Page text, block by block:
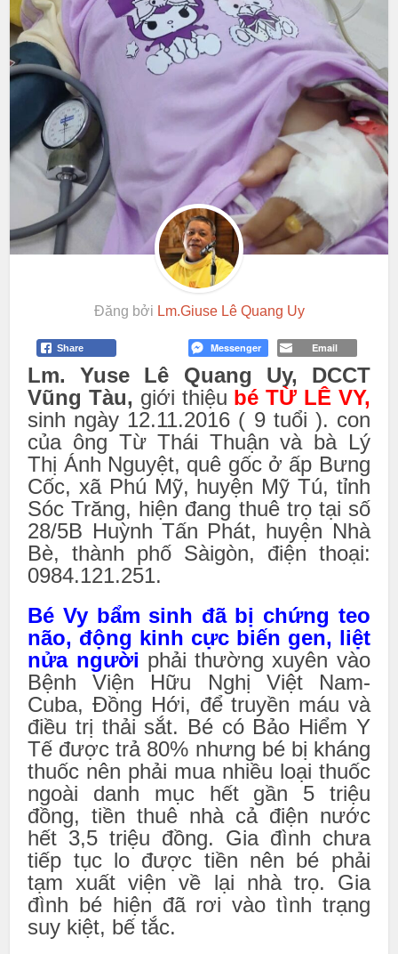
Đăng bởi Lm.Giuse Lê Quang Uy
Share Messenger Email
Lm. Yuse Lê Quang Uy, DCCT
Vũng Tàu, giới thiệu bé TỪ LÊ VY,
sinh ngày 12.11.2016 ( 9 tuổi ). con
của ông Từ Thái Thuận và bà L‎ý
Thị Ánh Nguyệt, quê gốc ở ấp Bưng
Cốc, xã Phú Mỹ, huyện Mỹ Tú, tỉnh
Sóc Trăng, hiện đang thuê trọ tại số
28/5B Huỳnh Tấn Phát, huyện Nhà
Bè, thành phố Sàigòn, điện thoại:
0984.121.251.
Bé Vy bẩm sinh đã bị chứng teo
não, động kinh cực biến gen, liệt
nửa người phải thường xuyên vào
Bệnh Viện Hữu Nghị Việt Nam-
Cuba, Đồng Hới, để truyền máu và
điều trị thải sắt. Bé có Bảo Hiểm Y
Tế được trả 80% nhưng bé bị kháng
thuốc nên phải mua nhiều loại thuốc
ngoài danh mục hết gần 5 triệu
đồng, tiền thuê nhà cả điện nước
hết 3,5 triệu đồng. Gia đình chưa
tiếp tục lo được tiền nên bé phải
tạm xuất viện về lại nhà trọ. Gia
đình bé hiện đã rơi vào tình trạng
suy kiệt, bế tắc.